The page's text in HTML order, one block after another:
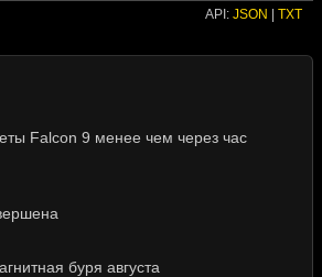
API: JSON TXT
Falcon 9 менее чем через час
буря августа